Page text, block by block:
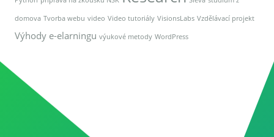
domova Tvorba webu video Video tutoriály VisionsLabs Vzdělávací projekt
Výhody e-elarningu výukové metody WordPress